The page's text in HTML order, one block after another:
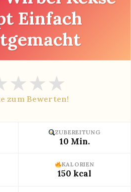
Einfach
★★★
zum Bewerten!
ZUBEREITUNG
10 Min.
KALORIEN
150 kcal